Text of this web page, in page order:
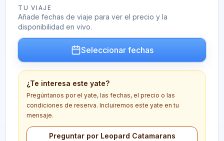
TU VIAJE
Añade fechas de viaje para ver el precio y la
disponibilidad en vivo.
Seleccionar fechas
¿Te interesa este yate?
Pregúntanos por el yate, las fechas, el precio o las
condiciones de reserva. Incluiremos este yate en tu
mensaje.
Preguntar por Leopard Catamarans